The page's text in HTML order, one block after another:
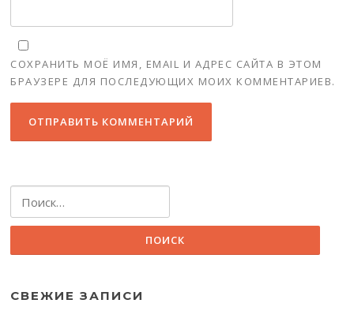
СОХРАНИТЬ МОЁ ИМЯ, EMAIL И АДРЕС САЙТА В ЭТОМ
БРАУЗЕРЕ ДЛЯ ПОСЛЕДУЮЩИХ МОИХ КОММЕНТАРИЕВ.
СВЕЖИЕ ЗАПИСИ